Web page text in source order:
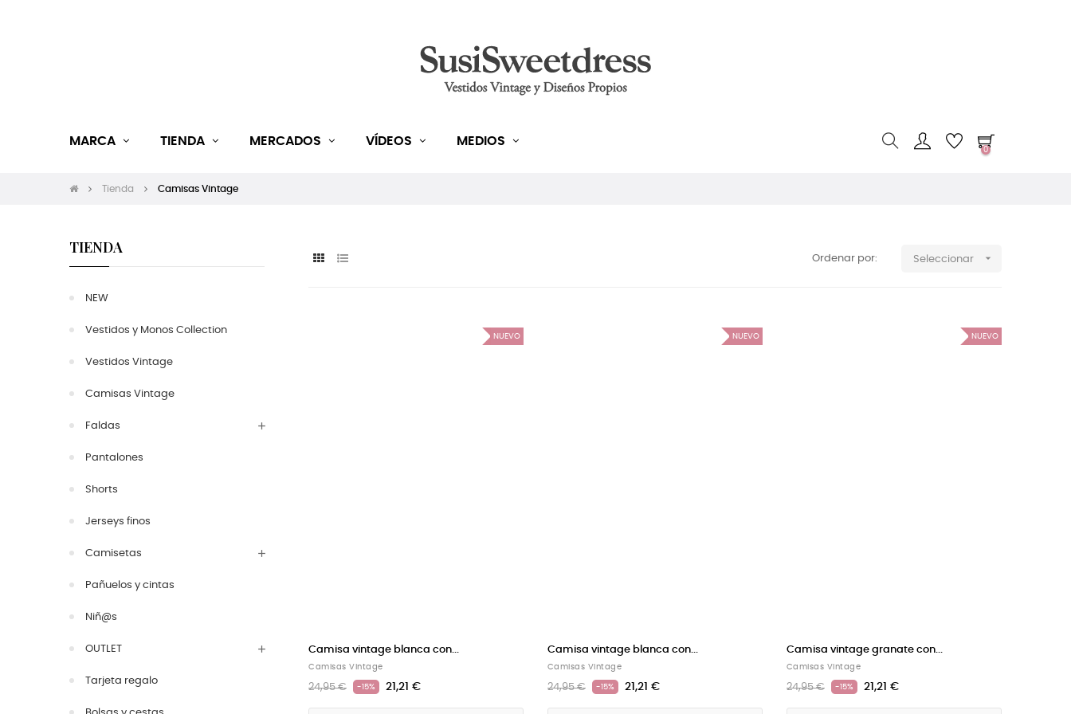
MARCA TIENDA MERCADOS VÍDEOS MEDIOS
0
Tienda Camisas Vintage
TIENDA
NEW
Vestidos y Monos Collection
Vestidos Vintage
Camisas Vintage
Faldas
Pantalones
Shorts
Jerseys finos
Camisetas
Pañuelos y cintas
Niñ@s
OUTLET
Tarjeta regalo
Ordenar por: Seleccionar 
NUEVO
Camisa vintage blanca con...
Camisas Vintage
24,95 € -15% 21,21 €
NUEVO
Camisa vintage blanca con...
Camisas Vintage
24,95 € -15% 21,21 €
NUEVO
Camisa vintage granate con...
Camisas Vintage
24,95 € -15% 21,21 €